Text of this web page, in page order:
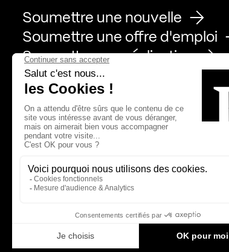
Soumettre une nouvelle
Soumettre une offre d'emploi
Soumettre une réalisation
Page Facebook de Kollectif
Page Instagram de Kollectif
Page Linkedin de Kollectif
Partenaires
Bâtiment-Durable-Québec-1
Esquisses-1 MP-1